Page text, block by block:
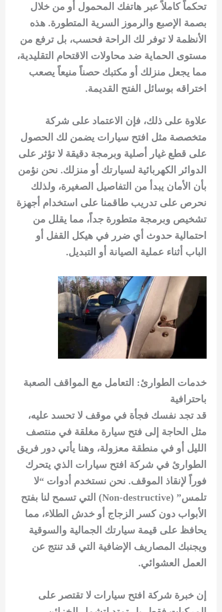
تحكماً كاملاً عبر هاتفك المحمول أو من خلال
بصمة الإصبع والرموز السرية المتطورة. هذه
الأنظمة لا توفر لك الراحة فحسب، بل ترفع من
مستوى الحماية ضد محاولات الاقتحام التقليدية،
مما يجعل منزلك أو مكتبك حصناً منيعاً يصعب
اختراقه بوسائل الفتح القديمة.
علاوة على ذلك، فإن الاعتماد على شركة
متخصصة مثل افتح سيارات يضمن لك الحصول
على قطع غيار أصلية وبرمجة دقيقة لا تؤثر على
الدوائر الكهربائية لسيارتك أو منزلك. نحن نؤمن
بأن الأمان يبدأ من التفاصيل الصغيرة، ولذلك
نحرص على تدريب طاقمنا على استخدام أجهزة
تشخيص وبرمجة متطورة جداً، مما يقلل من
احتمالية حدوث أي ضرر في هيكل القفل أو
الباب أثناء عملية الصيانة أو التبديل.
خدمات الطوارئ: التعامل مع المواقف الصعبة
باحترافية
قد تجد نفسك فجأة في موقف لا تحسد عليه،
مثل الحاجة إلى فتح سيارة مغلقة في منتصف
الليل أو في منطقة معزولة، وهنا يأتي دور فريق
الطوارئ في شركة افتح سيارات الذي يتحرك
فوراً لإنقاذ الموقف. نحن نستخدم أدوات “لا
تلمس” (Non-destructive) التي تسمح لنا بفتح
الأبواب دون كسر الزجاج أو خدش الطلاء، مما
يحافظ على قيمة سيارتك الجمالية والسوقية
ويجنبك المصاريف الإضافية التي قد تنتج عن
العمل العشوائي.
إن خبرة شركة افتح سيارات لا تقتصر على